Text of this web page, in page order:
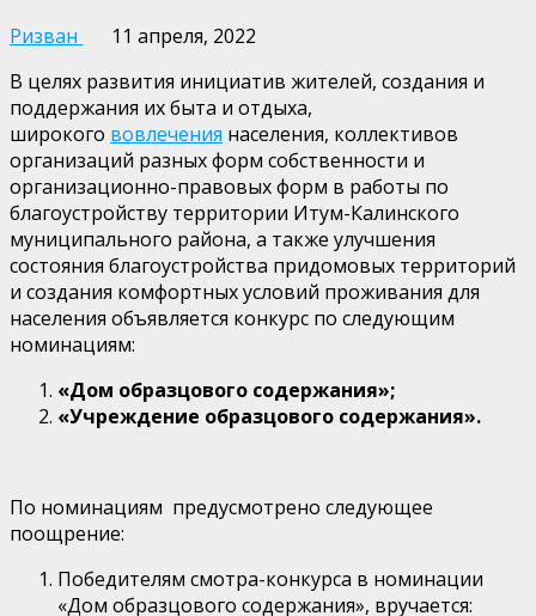
Ризван
11 апреля, 2022
В целях развития инициатив жителей, создания и
поддержания их быта и отдыха,
широкого вовлечения населения, коллективов
организаций разных форм собственности и
организационно-правовых форм в работы по
благоустройству территории Итум-Калинского
муниципального района, а также улучшения
состояния благоустройства придомовых территорий
и создания комфортных условий проживания для
населения объявляется конкурс по следующим
номинациям:
«Дом образцового содержания»;
«Учреждение образцового содержания».
По номинациям предусмотрено следующее
поощрение:
Победителям смотра-конкурса в номинации
«Дом образцового содержания», вручается: